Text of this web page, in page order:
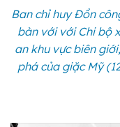
Ban chỉ huy Đồn
bàn với với Chi bộ
an khu vực biên
phá của giặc Mỹ